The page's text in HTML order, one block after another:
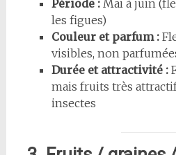
Période :Mai à juin
les figues)
Couleur et parfum :
visibles, non
Durée et attractivité :
mais fruits très
insectes